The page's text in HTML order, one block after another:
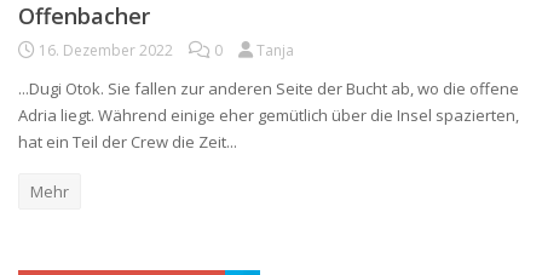
Offenbacher
16. Dezember 2022 0 Tanja
...Dugi Otok. Sie fallen zur anderen Seite der Bucht ab, wo die offene
Adria liegt. Während einige eher gemütlich über die Insel spazierten,
hat ein Teil der Crew die Zeit...
Mehr